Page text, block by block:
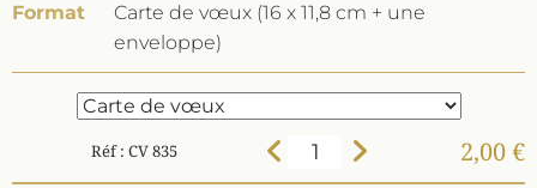
Format
Carte de vœux (16 x 11,8 cm + une
enveloppe)
Réf : CV 835 2,00 €